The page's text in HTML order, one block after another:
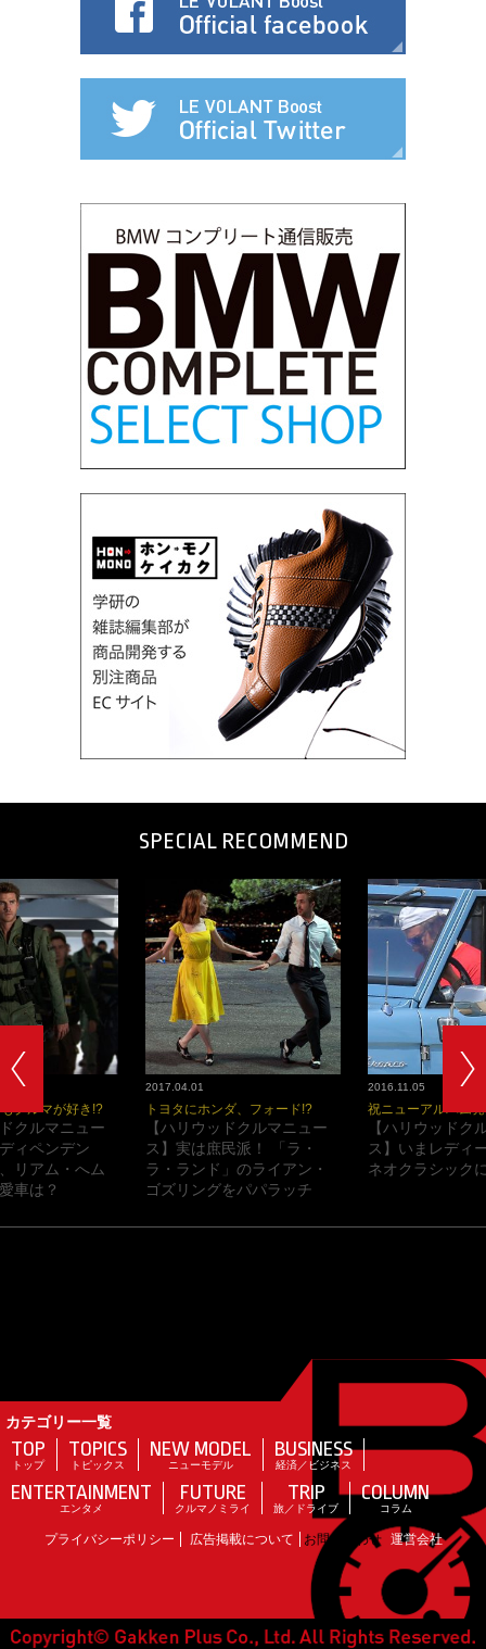
SPECIAL RECOMMEND
2017.04.01
トヨタにホンダ、フォード!?
【ハリウッドクルマニュー
ス】実は庶民派！ 「ラ・
ラ・ランド」のライアン・
ゴズリングをパパラッチ
2016.11.05
祝ニューアルバム
【ハリウッドク
ス】いまレディ
ネオクラシック
クルマが好き!?
クルマニュー
ィペンデン
リアム・へム
車は？
カテゴリー一覧
TOP
トップ
TOPICS
トピックス
NEW MODEL
ニューモデル
BUSINESS
経済／ビジネス
ENTERTAINMENT
エンタメ
FUTURE
クルマノミライ
TRIP
旅／ドライブ
COLUMN
コラム
プライバシーポリシー 広告掲載について お問い合わせ 運営会社